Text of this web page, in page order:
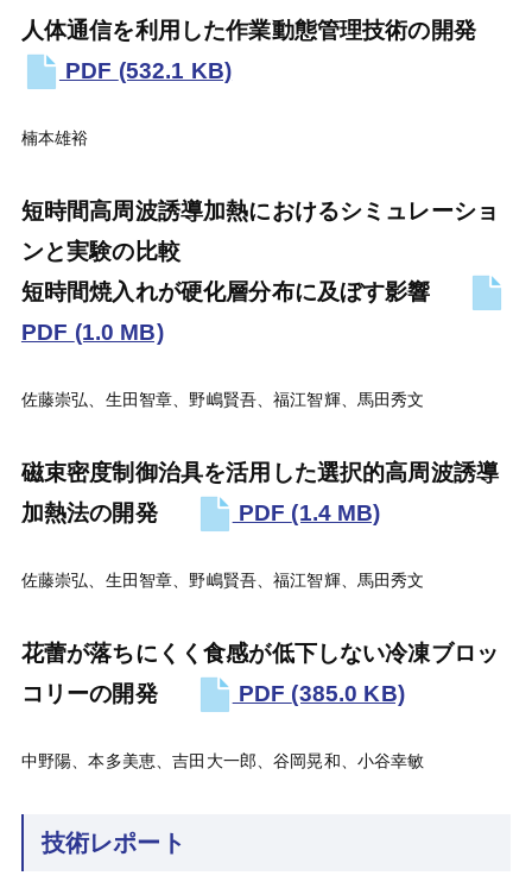
人体通信を利用した作業動態管理技術の開発
PDF (532.1 KB)
楠本雄裕
短時間高周波誘導加熱におけるシミュレーショ
ンと実験の比較
短時間焼入れが硬化層分布に及ぼす影響
PDF (1.0 MB)
佐藤崇弘、生田智章、野嶋賢吾、福江智輝、馬田秀文
磁束密度制御治具を活用した選択的高周波誘導
加熱法の開発
PDF (1.4 MB)
佐藤崇弘、生田智章、野嶋賢吾、福江智輝、馬田秀文
花蕾が落ちにくく食感が低下しない冷凍ブロッ
コリーの開発
PDF (385.0 KB)
中野陽、本多美恵、吉田大一郎、谷岡晃和、小谷幸敏
技術レポート